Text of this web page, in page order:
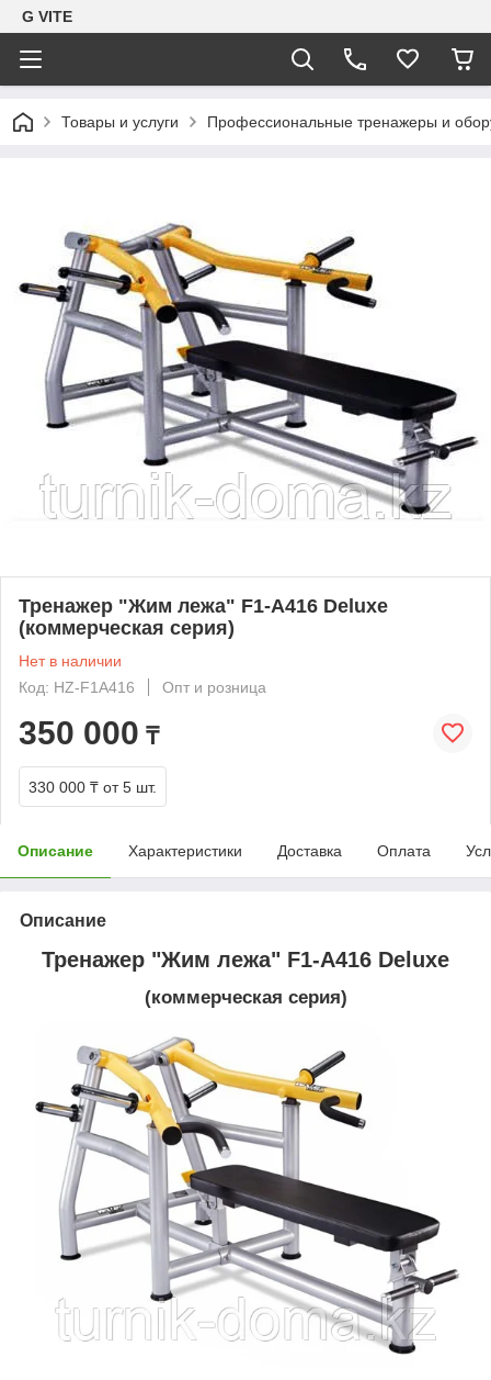
G VITE
Товары и услуги Профессиональные тренажеры и
Тренажер "Жим лежа" F1-А416 Deluxe
(коммерческая серия)
Нет в наличии
Код: HZ-F1А416
Опт и розница
350 000 ₸
330 000 ₸ от 5 шт.
Описание Характеристики Доставка Оплата
Описание
Тренажер "Жим лежа" F1-А416 Deluxe
(коммерческая серия)